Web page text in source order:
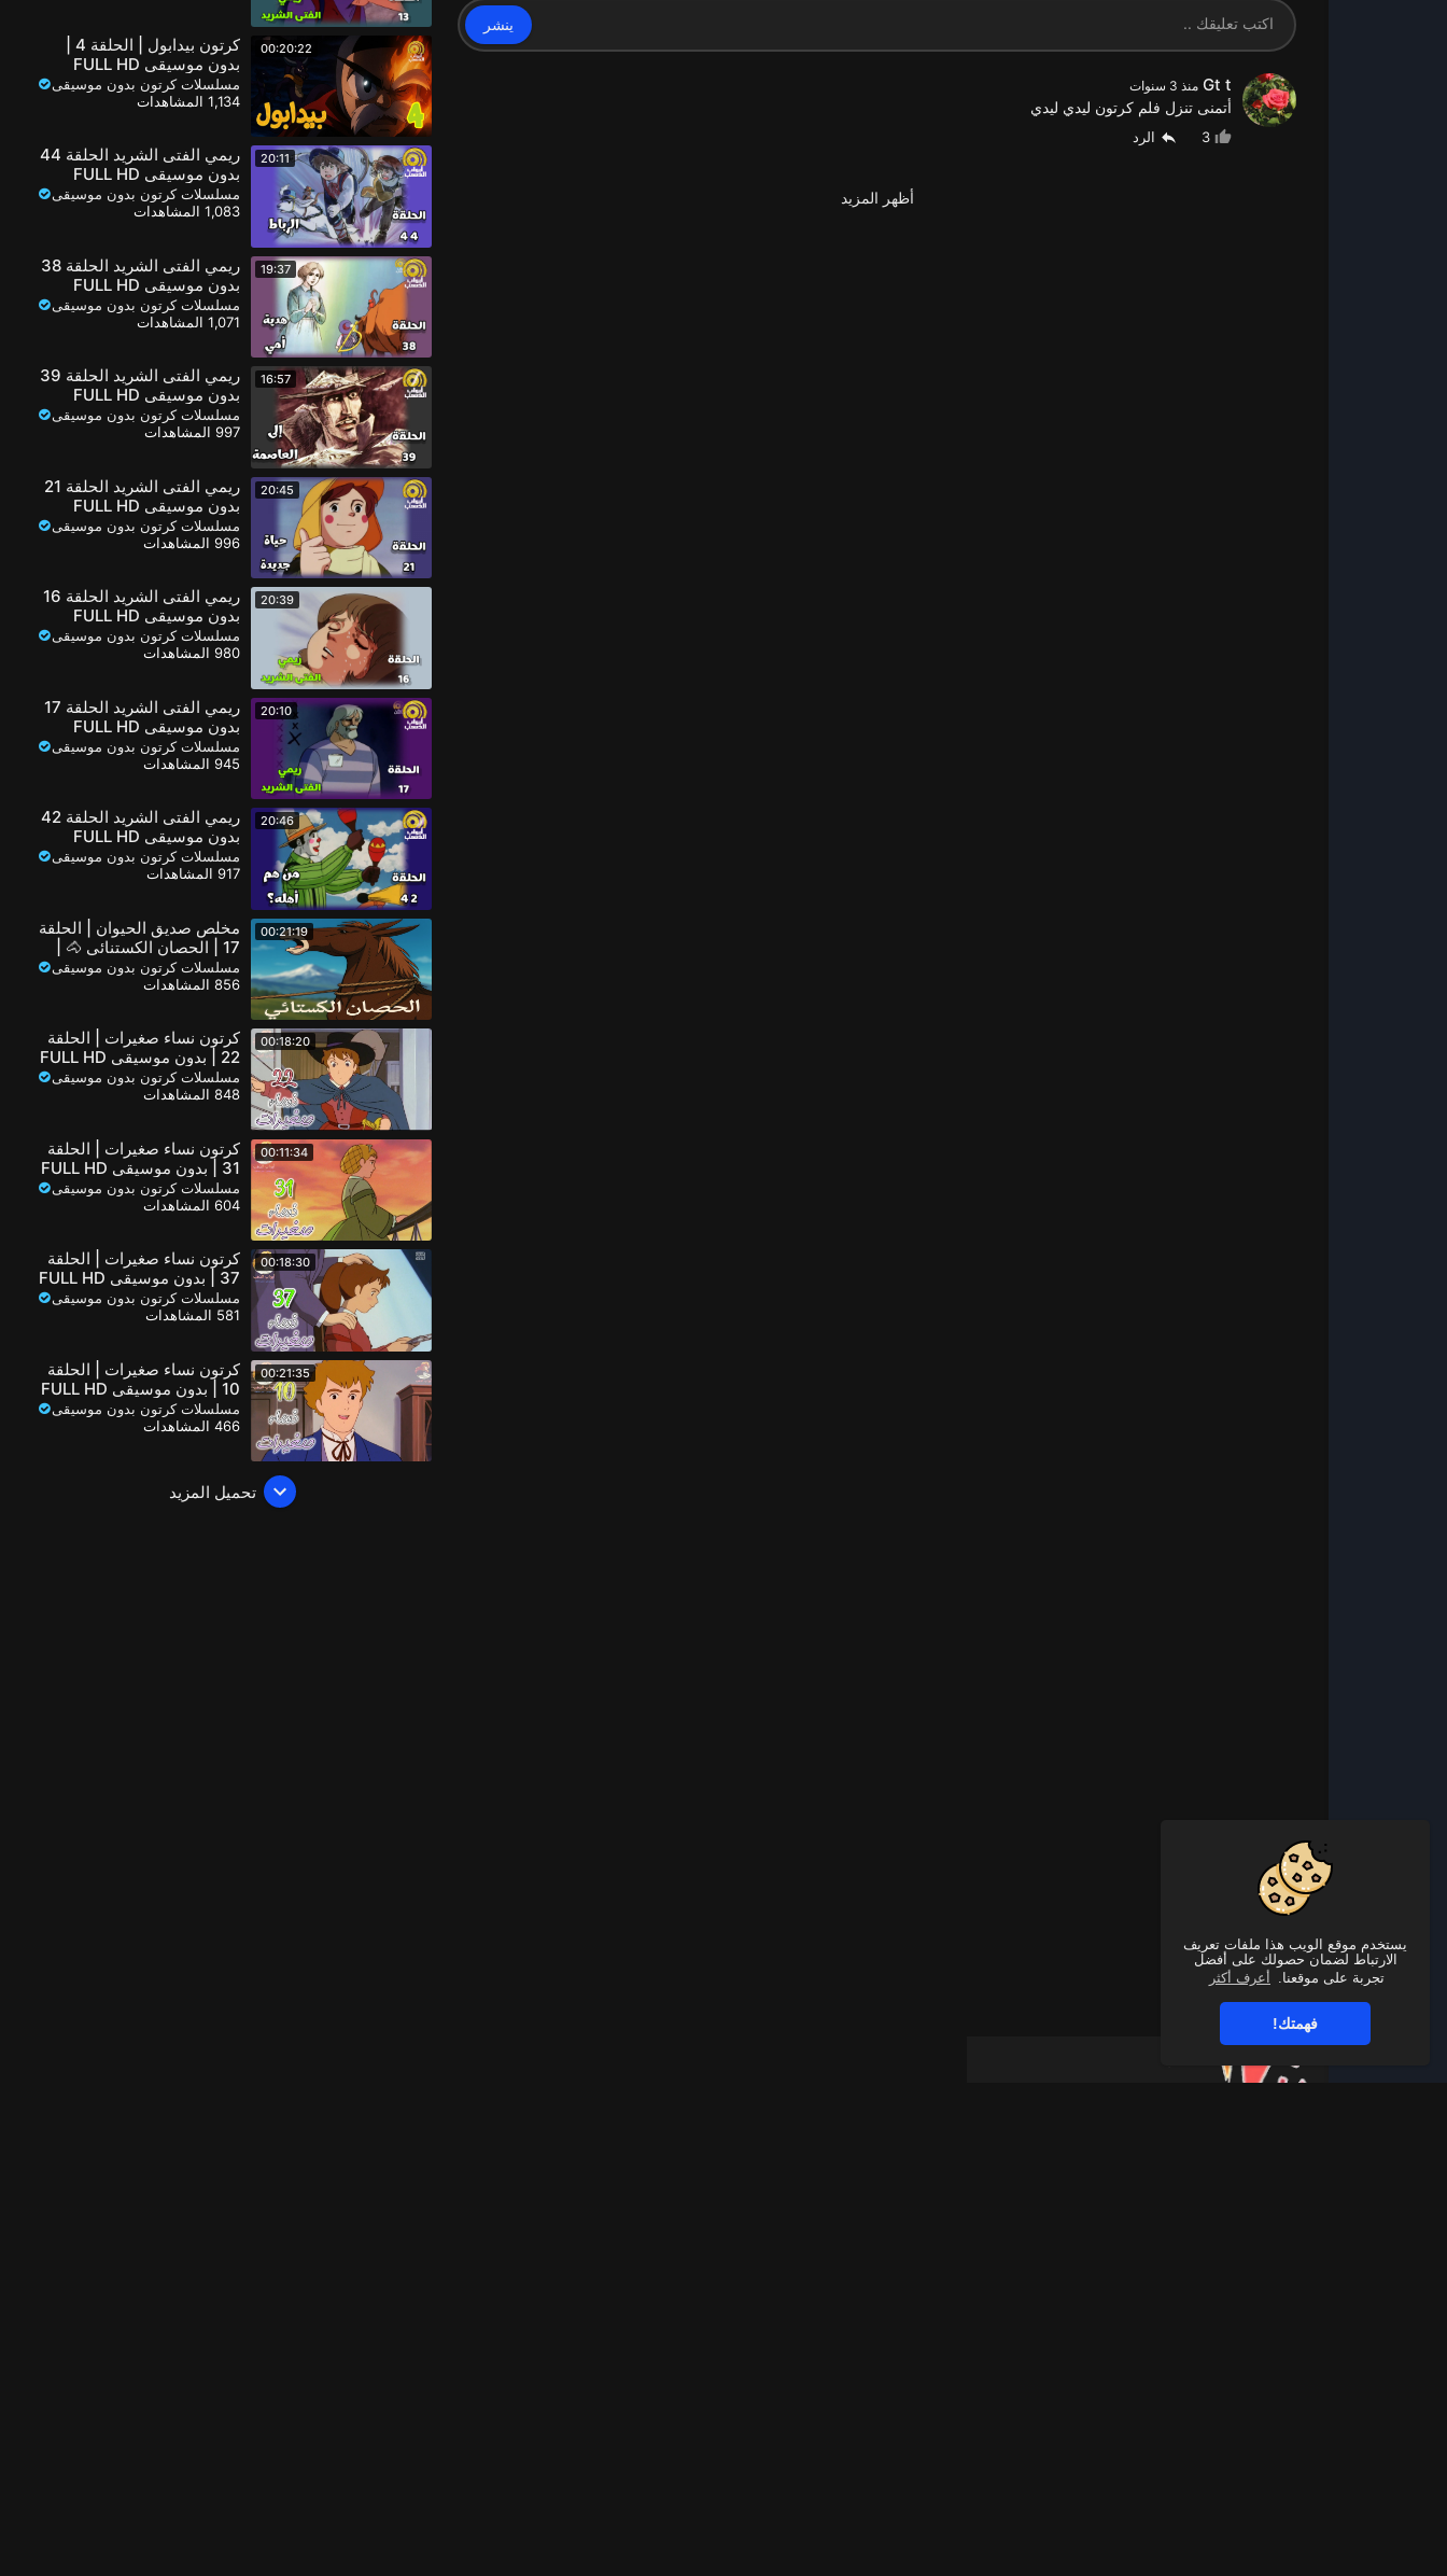
يستخدم موقع الويب هذا ملفات تعريف
الارتباط لضمان حصولك على أفضل
تجربة على موقعنا.
أعرف أكثر
فهمتك!
ينشر
Gt t منذ 3 سنوات
أتمنى تنزل فلم كرتون ليدي ليدي
3 الرد
أظهر المزيد
00:20:22
كرتون بيدابول | الحلقة 4 |
بدون موسيقى FULL HD
مسلسلات كرتون بدون موسيقى
1,134 المشاهدات
20:11
ريمي الفتى الشريد الحلقة 44
بدون موسيقى FULL HD
مسلسلات كرتون بدون موسيقى
1,083 المشاهدات
19:37
ريمي الفتى الشريد الحلقة 38
بدون موسيقى FULL HD
مسلسلات كرتون بدون موسيقى
1,071 المشاهدات
16:57
ريمي الفتى الشريد الحلقة 39
بدون موسيقى FULL HD
مسلسلات كرتون بدون موسيقى
997 المشاهدات
20:45
ريمي الفتى الشريد الحلقة 21
بدون موسيقى FULL HD
مسلسلات كرتون بدون موسيقى
996 المشاهدات
20:39
ريمي الفتى الشريد الحلقة 16
بدون موسيقى FULL HD
مسلسلات كرتون بدون موسيقى
980 المشاهدات
20:10
ريمي الفتى الشريد الحلقة 17
بدون موسيقى FULL HD
مسلسلات كرتون بدون موسيقى
945 المشاهدات
20:46
ريمي الفتى الشريد الحلقة 42
بدون موسيقى FULL HD
مسلسلات كرتون بدون موسيقى
917 المشاهدات
00:21:19
مخلص صديق الحيوان | الحلقة
17 | الحصان الكستنائي 🐴 |
بدون موسيقى
مسلسلات كرتون بدون موسيقى
856 المشاهدات
00:18:20
كرتون نساء صغيرات | الحلقة
22 | بدون موسيقى FULL HD
مسلسلات كرتون بدون موسيقى
848 المشاهدات
00:11:34
كرتون نساء صغيرات | الحلقة
31 | بدون موسيقى FULL HD
مسلسلات كرتون بدون موسيقى
604 المشاهدات
00:18:30
كرتون نساء صغيرات | الحلقة
37 | بدون موسيقى FULL HD
مسلسلات كرتون بدون موسيقى
581 المشاهدات
00:21:35
كرتون نساء صغيرات | الحلقة
10 | بدون موسيقى FULL HD
مسلسلات كرتون بدون موسيقى
466 المشاهدات
تحميل المزيد